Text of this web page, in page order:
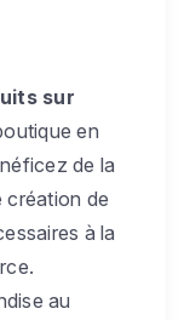
sur
en
de la
création de
à la
au